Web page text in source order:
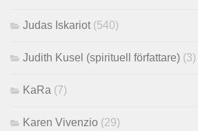
Judas Iskariot (540)
Judith Kusel (spirituell författare) (3)
KaRa (7)
Karen Vivenzio (29)